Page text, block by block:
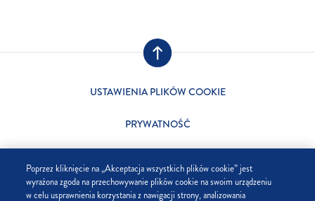
USTAWIENIA PLIKÓW COOKIE
PRYWATNOŚĆ
FIRMA
Poprzez kliknięcie na „Akceptacja wszystkich plików cookie” jest
wyrażona zgoda na przechowywanie plików cookie na swoim urządzeniu
w celu usprawnienia korzystania z nawigacji strony, analizowania